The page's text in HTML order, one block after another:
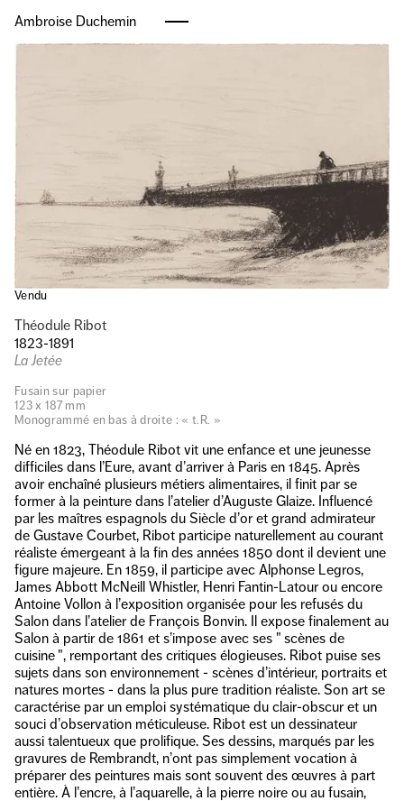
Ambroise Duchemin
Vendu
Théodule Ribot
1823-1891
La Jetée
Fusain sur papier
123 x 187 mm
Monogrammé en bas à droite : « t.R. »
Né en 1823, Théodule Ribot vit une enfance et une jeunesse
difficiles dans l’Eure, avant d’arriver à Paris en 1845. Après
avoir enchaîné plusieurs métiers alimentaires, il finit par se
former à la peinture dans l’atelier d’Auguste Glaize. Influencé
par les maîtres espagnols du Siècle d’or et grand admirateur
de Gustave Courbet, Ribot participe naturellement au courant
réaliste émergeant à la fin des années 1850 dont il devient une
figure majeure. En 1859, il participe avec Alphonse Legros,
James Abbott McNeill Whistler, Henri Fantin-Latour ou encore
Antoine Vollon à l’exposition organisée pour les refusés du
Salon dans l’atelier de François Bonvin. Il expose finalement au
Salon à partir de 1861 et s’impose avec ses " scènes de
cuisine ", remportant des critiques élogieuses. Ribot puise ses
sujets dans son environnement - scènes d’intérieur, portraits et
natures mortes - dans la plus pure tradition réaliste. Son art se
caractérise par un emploi systématique du clair-obscur et un
souci d’observation méticuleuse. Ribot est un dessinateur
aussi talentueux que prolifique. Ses dessins, marqués par les
gravures de Rembrandt, n’ont pas simplement vocation à
préparer des peintures mais sont souvent des œuvres à part
entière. À l’encre, à l’aquarelle, à la pierre noire ou au fusain,